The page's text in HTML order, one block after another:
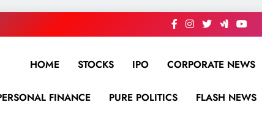
HOME STOCKS IPO CORPORATE NEWS
FINANCE PURE POLITICS FLASH NEWS